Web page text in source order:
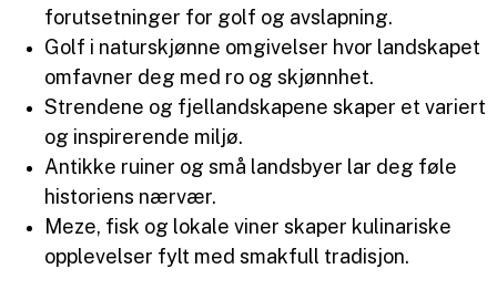
forutsetninger for golf og avslapning.
Golf i naturskjønne omgivelser hvor landskapet
omfavner deg med ro og skjønnhet.
Strendene og fjellandskapene skaper et variert
og inspirerende miljø.
Antikke ruiner og små landsbyer lar deg føle
historiens nærvær.
Meze, fisk og lokale viner skaper kulinariske
opplevelser fylt med smakfull tradisjon.